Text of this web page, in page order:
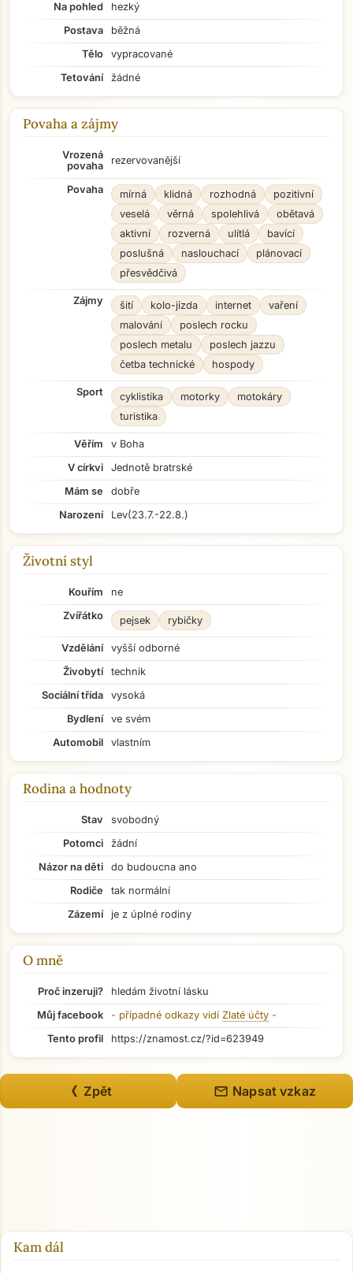
Přejít na hlavní obsah
Na pohled
hezký
Postava
běžná
Tělo
vypracované
Tetování
žádné
Povaha a zájmy
Vrozená
povaha
rezervovanější
Povaha mírná klidná rozhodná
pozitivní
veselá
věrná spolehlivá
obětavá
aktivní
rozverná ulítlá
bavící
poslušná
naslouchací
plánovací
přesvědčivá
Zájmy šití kolo-jízda internet
vaření
malování
poslech rocku
poslech metalu
poslech jazzu
četba technické
hospody
Sport cyklistika motorky
motokáry
turistika
Věřím
v Boha
V církvi
Jednotě bratrské
Mám se
dobře
Narození
Lev(23.7.-22.8.)
Životní styl
Kouřím
ne
Zvířátko
pejsek rybičky
Vzdělání
vyšší odborné
Živobytí
technik
Sociální třída
vysoká
Bydlení
ve svém
Automobil
vlastním
Rodina a hodnoty
Stav
svobodný
Potomci
žádní
Názor na děti
do budoucna ano
Rodiče
tak normální
Zázemí
je z úplné rodiny
O mně
Proč inzeruji?
hledám životní lásku
Můj facebook
- případné odkazy vidí Zlaté účty -
Tento profil
https://znamost.cz/?id=623949
《 Zpět mail Napsat vzkaz
Kam dál